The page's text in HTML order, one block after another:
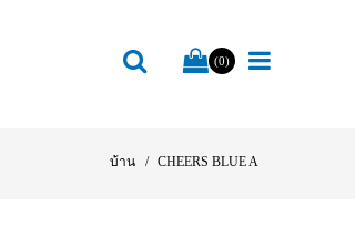
(0)
บ้าน CHEERS BLUE A